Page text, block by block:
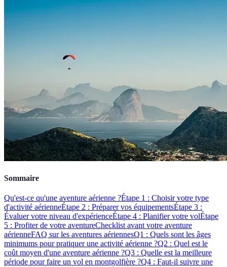
Sommaire
Qu'est-ce qu'une aventure aérienne ?Étape 1 : Choisir votre type
d'activité aérienneÉtape 2 : Préparer vos équipementsÉtape 3 :
Évaluer votre niveau d'expérienceÉtape 4 : Planifier votre volÉtape
5 : Profiter de votre aventureChecklist avant votre aventure
aérienneFAQ sur les aventures aériennesQ1 : Quels sont les âges
minimums pour pratiquer une activité aérienne ?Q2 : Quel est le
coût moyen d'une aventure aérienne ?Q3 : Quelle est la meilleure
période pour faire un vol en montgolfière ?Q4 : Faut-il suivre une